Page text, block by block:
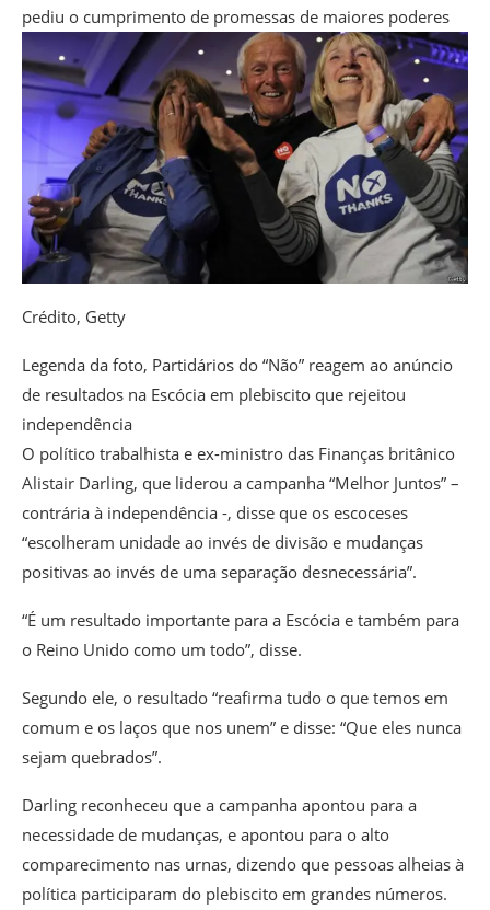
pediu o cumprimento de promessas de maiores poderes
Crédito, Getty
Legenda da foto, Partidários do “Não” reagem ao anúncio
de resultados na Escócia em plebiscito que rejeitou
independência
O político trabalhista e ex-ministro das Finanças britânico
Alistair Darling, que liderou a campanha “Melhor Juntos” –
contrária à independência -, disse que os escoceses
“escolheram unidade ao invés de divisão e mudanças
positivas ao invés de uma separação desnecessária”.
“É um resultado importante para a Escócia e também para
o Reino Unido como um todo”, disse.
Segundo ele, o resultado “reafirma tudo o que temos em
comum e os laços que nos unem” e disse: “Que eles nunca
sejam quebrados”.
Darling reconheceu que a campanha apontou para a
necessidade de mudanças, e apontou para o alto
comparecimento nas urnas, dizendo que pessoas alheias à
política participaram do plebiscito em grandes números.